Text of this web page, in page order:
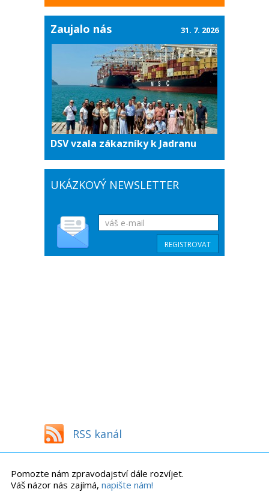
Zaujalo nás
DSV vzala zákazníky k Jadranu
31. 7. 2026
UKÁZKOVÝ NEWSLETTER
RSS kanál
Pomozte nám zpravodajství dále rozvíjet.
Váš názor nás zajímá, napište nám!